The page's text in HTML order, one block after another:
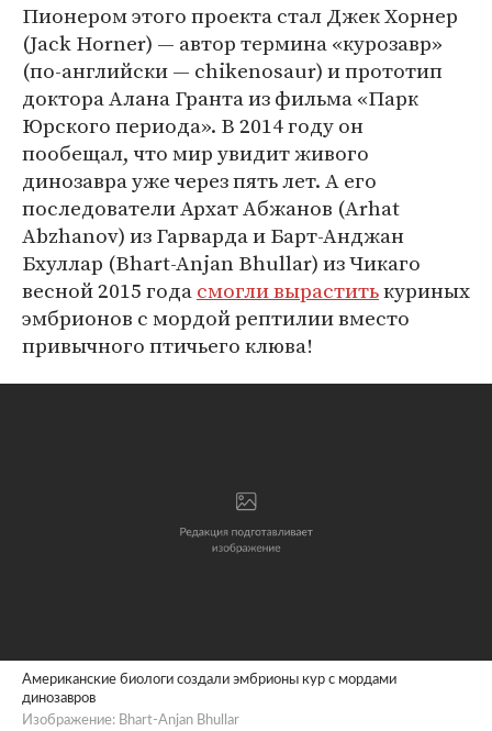
Пионером этого проекта стал Джек Хорнер
(Jack Horner) — автор термина «курозавр»
(по-английски — chikenosaur) и прототип
доктора Алана Гранта из фильма «Парк
Юрского периода». В 2014 году он
пообещал, что мир увидит живого
динозавра уже через пять лет. А его
последователи Архат Абжанов (Arhat
Abzhanov) из Гарварда и Барт-Анджан
Бхуллар (Bhart-Anjan Bhullar) из Чикаго
весной 2015 годасмогли выраститькуриных
эмбрионов с мордой рептилии вместо
привычного птичьего клюва!
Американские биологи создали эмбрионы кур с мордами
динозавров
Изображение: Bhart-Anjan Bhullar